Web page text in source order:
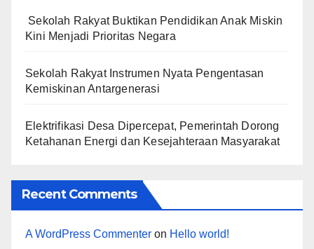
Sekolah Rakyat Buktikan Pendidikan Anak Miskin
Kini Menjadi Prioritas Negara
Sekolah Rakyat Instrumen Nyata Pengentasan
Kemiskinan Antargenerasi
Elektrifikasi Desa Dipercepat, Pemerintah Dorong
Ketahanan Energi dan Kesejahteraan Masyarakat
Recent Comments
A WordPress Commenter on Hello world!